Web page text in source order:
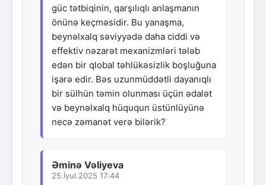
güc tətbiqinin, qarşılıqlı anlaşmanın
önünə keçməsidir. Bu yanaşma,
beynəlxalq səviyyədə daha ciddi və
effektiv nəzarət mexanizmləri tələb
edən bir qlobal təhlükəsizlik boşluğuna
işarə edir. Bəs uzunmüddətli dayanıqlı
bir sülhün təmin olunması üçün ədalət
və beynəlxalq hüququn üstünlüyünə
necə zəmanət verə bilərik?
Əminə Vəliyeva
25.İyul.2025 17:44